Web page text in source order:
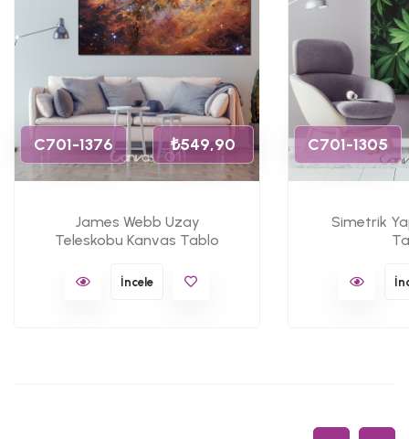
C701-1376 ₺549,90
James Webb Uzay
Teleskobu Kanvas Tablo
İncele
C701-1305
Simetrik